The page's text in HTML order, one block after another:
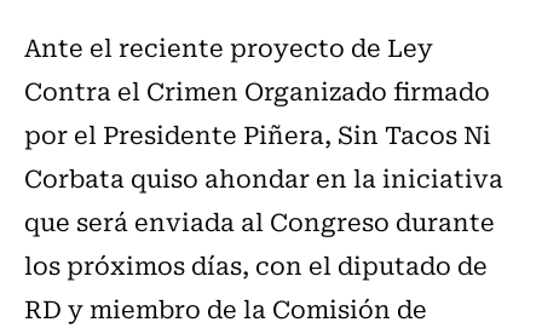
Ante el reciente proyecto de Ley
Contra el Crimen Organizado firmado
por el Presidente Piñera, Sin Tacos Ni
Corbata quiso ahondar en la iniciativa
que será enviada al Congreso durante
los próximos días, con el diputado de
RD y miembro de la Comisión de